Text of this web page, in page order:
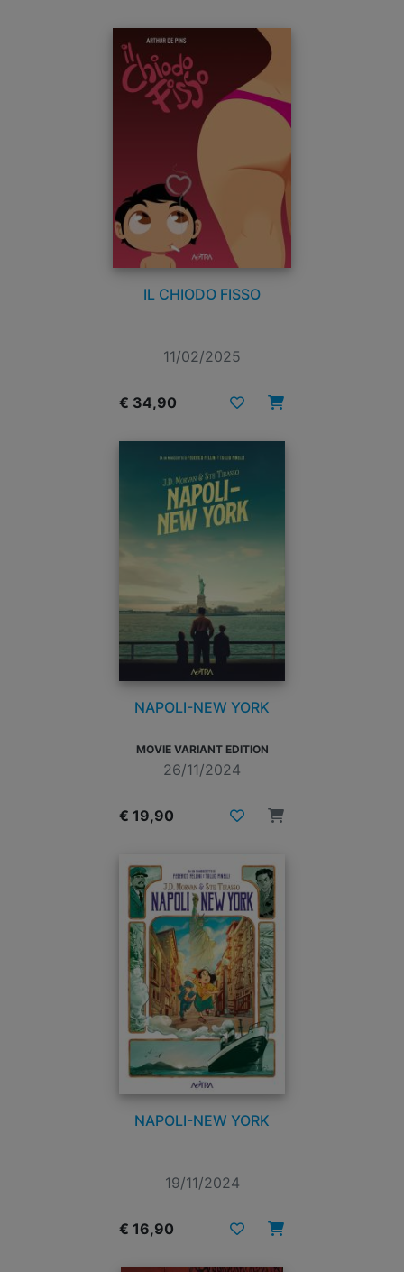
IL CHIODO FISSO
11/02/2025
€ 34,90
NAPOLI-NEW YORK
MOVIE VARIANT EDITION
26/11/2024
€ 19,90
NAPOLI-NEW YORK
19/11/2024
€ 16,90